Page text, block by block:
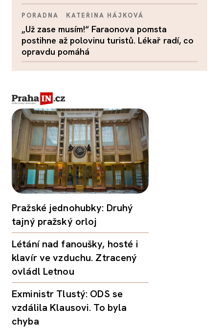
PORADNA KATEŘINA HÁJKOVÁ
„Už zase musím!“ Faraonova pomsta
postihne až polovinu turistů. Lékař radí, co
opravdu pomáhá
Pražské jednohubky: Druhý
tajný pražský orloj
Létání nad fanoušky, hosté i
klavír ve vzduchu. Ztracený
ovládl Letnou
Exministr Tlustý: ODS se
vzdálila Klausovi. To byla
chyba